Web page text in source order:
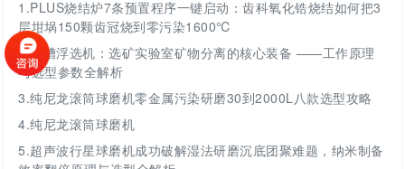
1.PLUS烧结炉7条预置程序一键启动：齿科氧化锆烧结如何把3
层坩埚150颗齿冠烧到零污染1600℃
2.挂槽浮选机：选矿实验室矿物分离的核心装备 ——工作原理
与选型参数全解析
3.纯尼龙滚筒球磨机零金属污染研磨30到2000L八款选型攻略
4.纯尼龙滚筒球磨机
5.超声波行星球磨机成功破解湿法研磨沉底团聚难题，纳米制备